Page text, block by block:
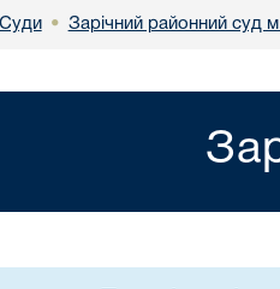
Суди • Зарічний районний суд